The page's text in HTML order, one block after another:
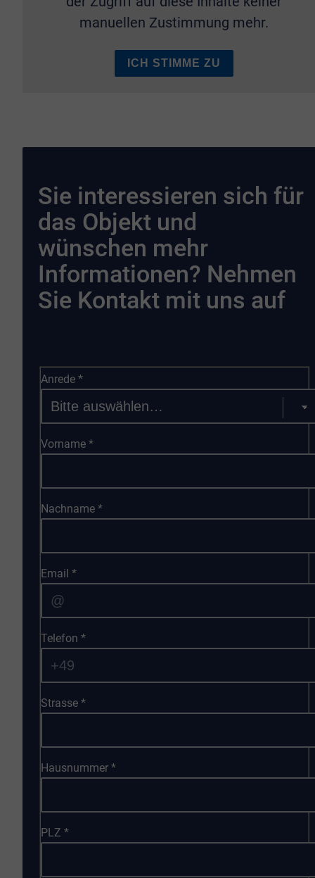
manuellen Zustimmung mehr.
ICH STIMME ZU
Sie interessieren sich für
das Objekt und
wünschen mehr
Informationen? Nehmen
Sie Kontakt mit uns auf
Anrede*
Vorname*
Nachname*
Email*
Telefon*
Strasse*
Hausnummer*
PLZ*